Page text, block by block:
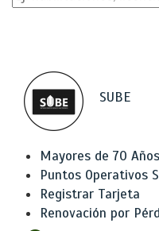
SUBE
Mayores de 70 Años
Puntos Operativos
Registrar Tarjeta
Renovación por